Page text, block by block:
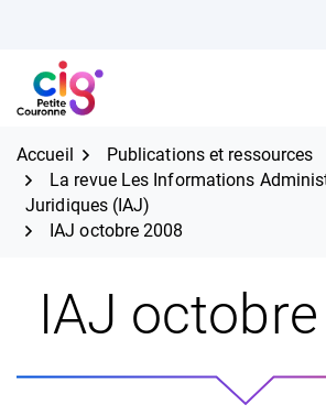
contenu
CIG Petite Couronne
Expertise et
Accueil
Publications et ressources
La revue Les Informations
Juridiques (IAJ)
IAJ octobre 2008
IAJ